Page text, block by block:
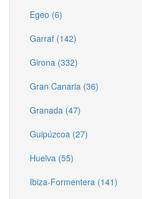
Egeo (6)
Garraf (142)
Girona (332)
Gran Canaria (36)
Granada (47)
Guipúzcoa (27)
Huelva (55)
Ibiza-Formentera (141)